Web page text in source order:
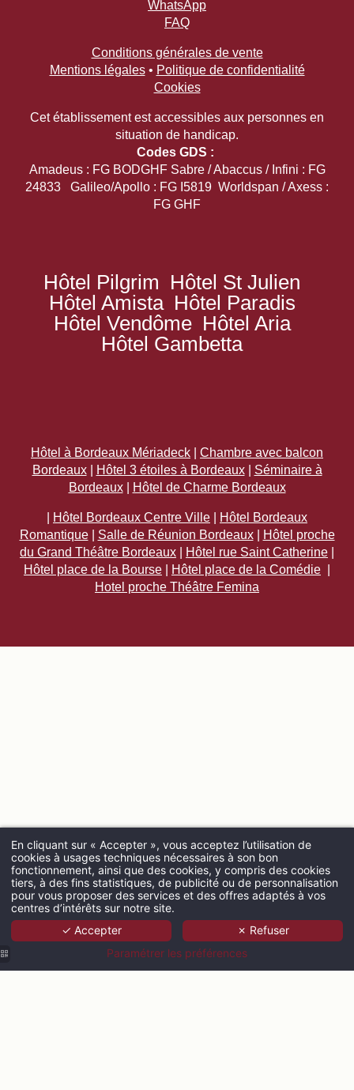
WhatsApp
FAQ
Conditions générales de vente
Mentions légales• Politique de confidentialité
Cookies
Cet établissement est accessibles aux personnes en
situation de handicap.
Codes GDS :
Amadeus : FG BODGHF Sabre / Abaccus / Infini : FG
24833 Galileo/Apollo : FG I5819 Worldspan / Axess :
FG GHF
Hôtel Pilgrim
Hôtel St Julien
Hôtel Amista Hôtel Paradis
Hôtel Vendôme Hôtel Aria
Hôtel Gambetta
Hôtel à Bordeaux Mériadeck
Chambre avec balcon
Bordeaux| Hôtel 3 étoiles à Bordeaux| Séminaire à
Bordeaux| Hôtel de Charme Bordeaux
Hôtel Bordeaux Centre Ville
Hôtel Bordeaux
Romantique| Salle de Réunion Bordeaux|
Hôtel proche
du Grand Théâtre Bordeaux
Hôtel rue Saint Catherine
Hôtel place de la Bourse
Hôtel place de la Comédie
Hotel proche Théâtre Femina
ARRIVÉE
ADULTES
En cliquant sur « Accepter », vous acceptez l’utilisation de
cookies à usages techniques nécessaires à son bon
fonctionnement, ainsi que des cookies, y compris des cookies
tiers, à des fins statistiques, de publicité ou de personnalisation
pour vous proposer des services et des offres adaptés à vos
centres d’intérêts sur notre site.
✓ Accepter
✗ Refuser
Paramétrer les préférences